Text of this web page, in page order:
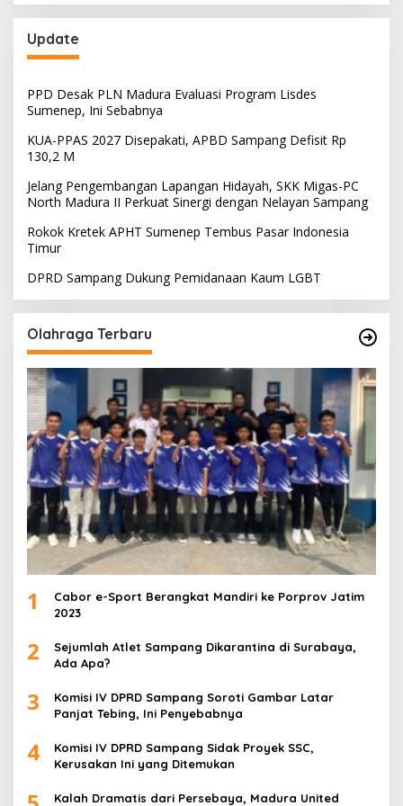
Update
PPD Desak PLN Madura Evaluasi Program Lisdes
Sumenep, Ini Sebabnya
KUA-PPAS 2027 Disepakati, APBD Sampang Defisit Rp
130,2 M
Jelang Pengembangan Lapangan Hidayah, SKK Migas-PC
North Madura II Perkuat Sinergi dengan Nelayan Sampang
Rokok Kretek APHT Sumenep Tembus Pasar Indonesia
Timur
DPRD Sampang Dukung Pemidanaan Kaum LGBT
Olahraga Terbaru
1
Cabor e-Sport Berangkat Mandiri ke Porprov Jatim
2023
2
Sejumlah Atlet Sampang Dikarantina di Surabaya,
Ada Apa?
3
Komisi IV DPRD Sampang Soroti Gambar Latar
Panjat Tebing, Ini Penyebabnya
4
Komisi IV DPRD Sampang Sidak Proyek SSC,
Kerusakan Ini yang Ditemukan
Kalah Dramatis dari Persebaya, Madura United